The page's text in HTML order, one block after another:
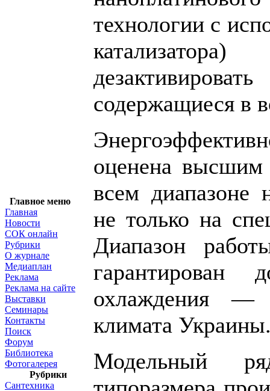
Главное меню
Главная
Новости
СОК онлайн
Рубрики
О журнале
Медиаплан
Реклама
Реклама на сайте
Выставки
Семинары
Контакты
Поиск
Форум
Библиотека
Фотогалерея
Рубрики
Сантехника
технологии с
содержащиеся в
оценена
всем диапазоне
не только на
Диапазон
охлаждения —
климата
Модельный